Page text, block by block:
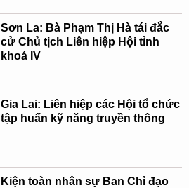
Sơn La: Bà Phạm Thị Hà tái đắc
cử Chủ tịch Liên hiệp Hội tỉnh
khoá IV
Gia Lai: Liên hiệp các Hội tổ chức
tập huấn kỹ năng truyền thông
Kiện toàn nhân sự Ban Chỉ đạo